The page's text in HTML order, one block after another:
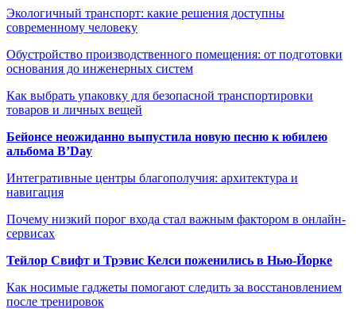
Экологичный транспорт: какие решения доступны
современному человеку
Обустройство производственного помещения: от подготовки
основания до инженерных систем
Как выбрать упаковку для безопасной транспортировки
товаров и личных вещей
Бейонсе неожиданно выпустила новую песню к юбилею
альбома B’Day
Интегративные центры благополучия: архитектура и
навигация
Почему низкий порог входа стал важным фактором в онлайн-
сервисах
Тейлор Свифт и Трэвис Келси поженились в Нью-Йорке
Как носимые гаджеты помогают следить за восстановлением
после тренировок